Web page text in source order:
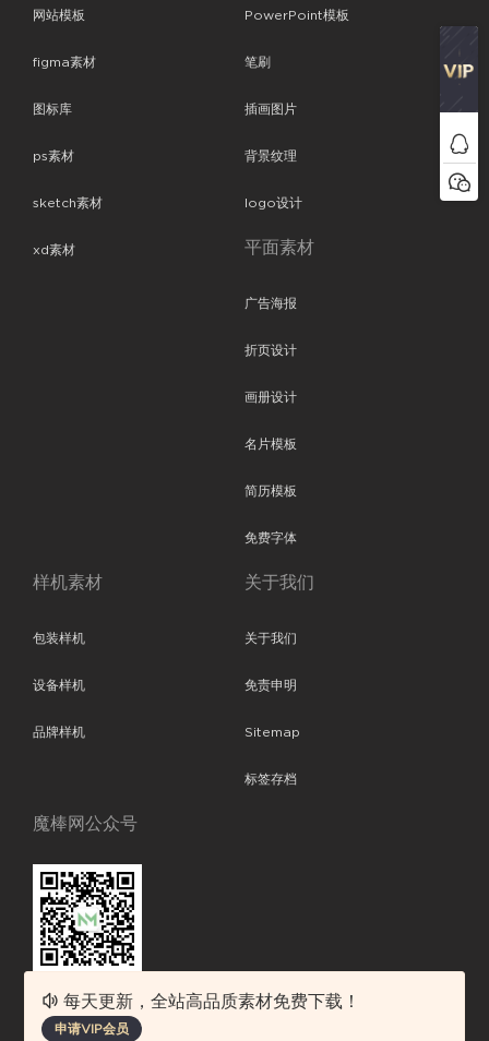
网站模板
figma素材
图标库
ps素材
sketch素材
xd素材
PowerPoint模板
笔刷
插画图片
背景纹理
logo设计
平面素材
广告海报
折页设计
画册设计
名片模板
简历模板
免费字体
样机素材
包装样机
设备样机
品牌样机
关于我们
关于我们
免责申明
Sitemap
标签存档
魔棒网公众号
魔棒网提供优质设计模板下载，分享优秀的设计。素材包含了APP设计、
每天更新，全站高品质素材免费下载！
申请VIP会员